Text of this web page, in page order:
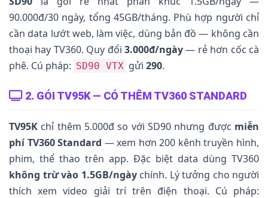
90.000đ/30 ngày, tổng 45GB/tháng. Phù hợp người chỉ
cần data lướt web, làm việc, dùng bản đồ — không cần
thoại hay TV360. Quy đổi 3.000đ/ngày— rẻ hơn cốc cà
phê. Cú pháp: SD90 VTX gửi 290.
2. GÓI TV95K — CÓ THÊM TV360 STANDARD
TV95K chỉ thêm 5.000đ so với SD90 nhưng được miễn
phí TV360 Standard — xem hơn 200 kênh truyền hình,
phim, thể thao trên app. Đặc biệt data dùng TV360
không trừ vào 1.5GB/ngàychính. Lý tưởng cho người
thích xem video giải trí trên điện thoại. Cú pháp: